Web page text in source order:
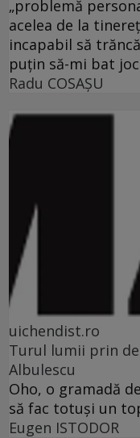
„problemă
acelea de la
incapabil să
puţin să-mi bat
Radu COSAŞU
uichendist.ro
Turul lumii prin
Albulescu
Oho, o gramadă
să fac totuşi un
Eugen ISTODOR